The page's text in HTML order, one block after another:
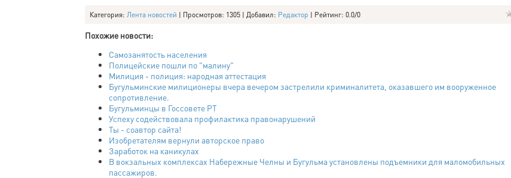
Категория: Лента новостей | Просмотров: 1305 | Добавил: Редактор | Рейтинг: 0.0/0
Похожие новости:
Самозанятость населения
Полицейские пошли по "малину"
Милиция - полиция: народная аттестация
Бугульминские милиционеры вчера вечером застрелили криминалитета, оказавшего им вооруженное
сопротивление.
Бугульминцы в Госсовете РТ
Успеху содействовала профилактика правонарушений
Ты - соавтор сайта!
Изобретателям вернули авторское право
Заработок на каникулах
В вокзальных комплексах Набережные Челны и Бугульма установлены подъемники для маломобильных
пассажиров.